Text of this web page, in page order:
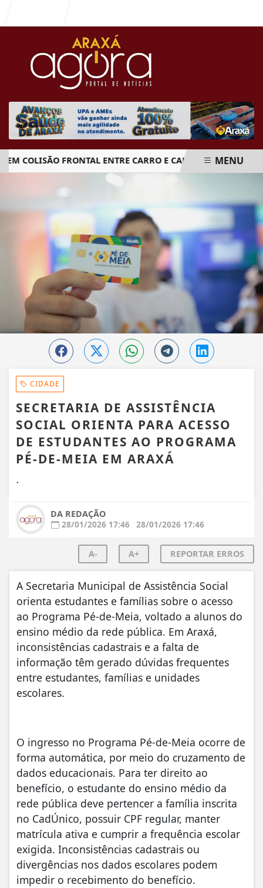
COLISÃO FRONTAL ENTRE CARRO E CAMINHÃO NA BR-262
MENU
CIDADE
SECRETARIA DE ASSISTÊNCIA
SOCIAL ORIENTA PARA ACESSO
DE ESTUDANTES AO PROGRAMA
PÉ-DE-MEIA EM ARAXÁ
.
DA REDAÇÃO
28/01/2026 17:46 28/01/2026 17:46
A- A+ REPORTAR ERROS
A Secretaria Municipal de Assistência Social
orienta estudantes e famílias sobre o acesso
ao Programa Pé-de-Meia, voltado a alunos do
ensino médio da rede pública. Em Araxá,
inconsistências cadastrais e a falta de
informação têm gerado dúvidas frequentes
entre estudantes, famílias e unidades
escolares.
O ingresso no Programa Pé-de-Meia ocorre de
forma automática, por meio do cruzamento de
dados educacionais. Para ter direito ao
benefício, o estudante do ensino médio da
rede pública deve pertencer a família inscrita
no CadÚnico, possuir CPF regular, manter
matrícula ativa e cumprir a frequência escolar
exigida. Inconsistências cadastrais ou
divergências nos dados escolares podem
impedir o recebimento do benefício.